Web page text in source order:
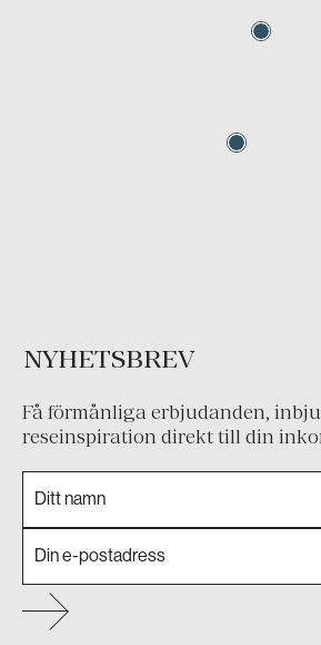
NYHETSBREV
Få förmånliga erbjudanden,
reseinspiration direkt till din